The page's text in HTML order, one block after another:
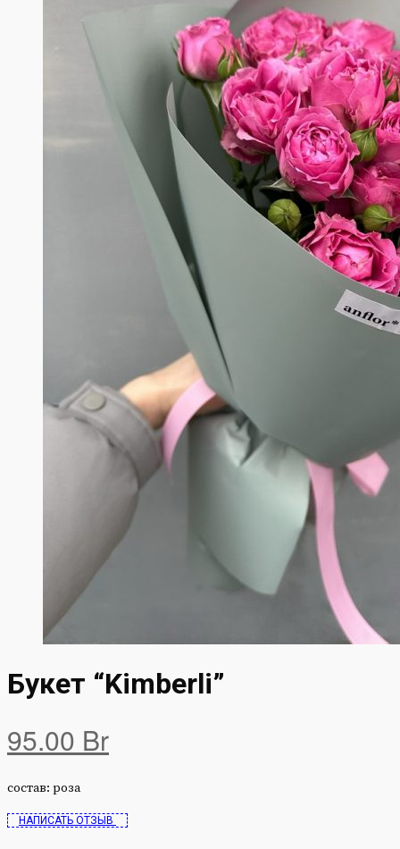
Букет “Kimberli”
95.00 Br
состав: роза
НАПИСАТЬ ОТЗЫВ